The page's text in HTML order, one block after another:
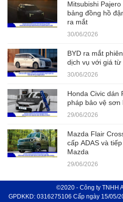
Mitsubishi
bảng đồng hồ
ra mắt
30/06/2026
BYD ra mắt
dịch vụ với giá từ
30/06/2026
Honda Civic dán
pháp bảo vệ sơn
29/06/2026
Mazda Flair
cấp ADAS và
Mazda
29/06/2026
©2020 - Công ty TNHH
GPDKKD: 0316275106 Cấp ngày 15/05/